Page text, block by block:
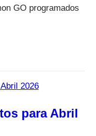
GO programados
para Abril